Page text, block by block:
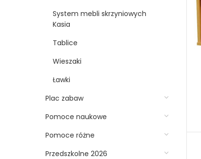
System mebli skrzyniowych
Kasia
Tablice
Wieszaki
Ławki
Plac zabaw
Pomoce naukowe
Pomoce różne
Przedszkolne 2026